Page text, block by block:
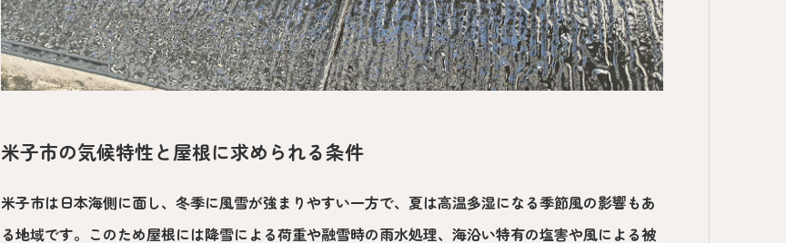
米子市の気候特性と屋根に求められる条件
米子市は日本海側に面し、冬季に風雪が強まりやすい一方で、夏は高温多湿になる季節風の影響もあ
る地域です。このため屋根には降雪による荷重や融雪時の雨水処理、海沿い特有の塩害や風による被